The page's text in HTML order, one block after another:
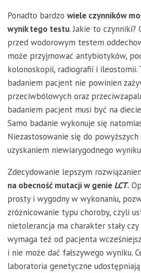
Ponadto bardzo wiele czynników
wynik tego testu. Jakie to czynniki?
przed wodorowym testem
może przyjmować antybiotyków,
kolonoskopii, radiografii i ileostomii.
badaniem pacjent nie powinien
przeciwbólowych oraz
badaniem pacjent musi być na
Samo badanie wykonuje się
Niezastosowanie się do powyższych
uzyskaniem niewiarygodnego
Zdecydowanie lepszym
na obecność mutacji w genie LCT.
prosty i wygodny w wykonaniu,
zróżnicowanie typu choroby, czyli
nietolerancja ma charakter stały
wymaga też od pacjenta
i nie może dać fałszywego wyniku.
laboratoria genetyczne